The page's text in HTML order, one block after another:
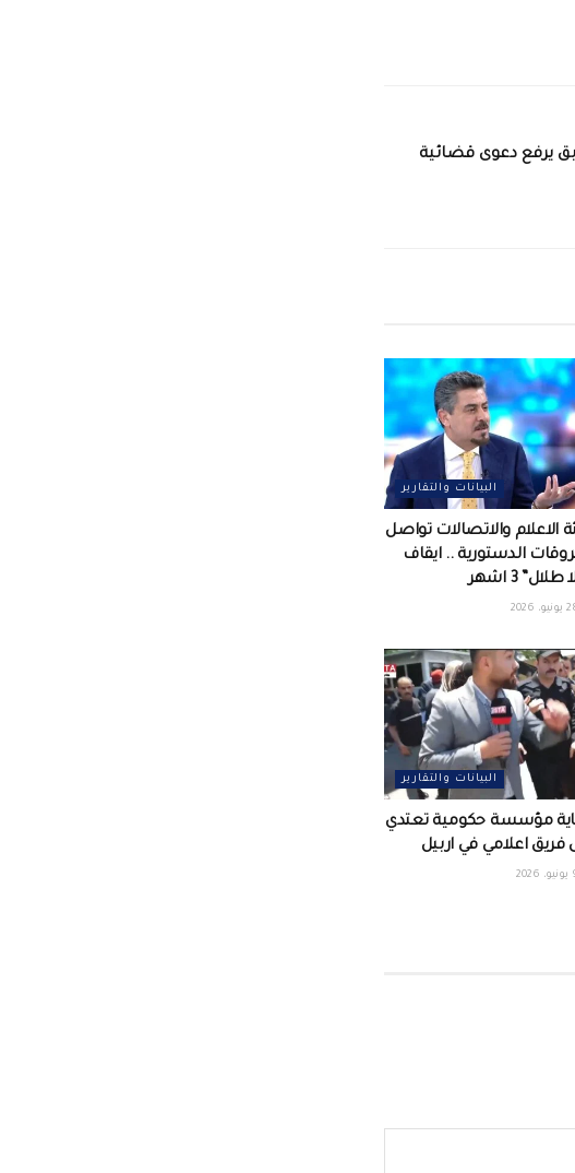
يرفع دعوى قضائية
البيانات والتقارير
الاعلام والاتصالات تواصل
الدستورية .. ايقاف
طلال” 3 اشهر
البيانات والتقارير
مؤسسة حكومية تعتدي
فريق اعلامي في اربيل